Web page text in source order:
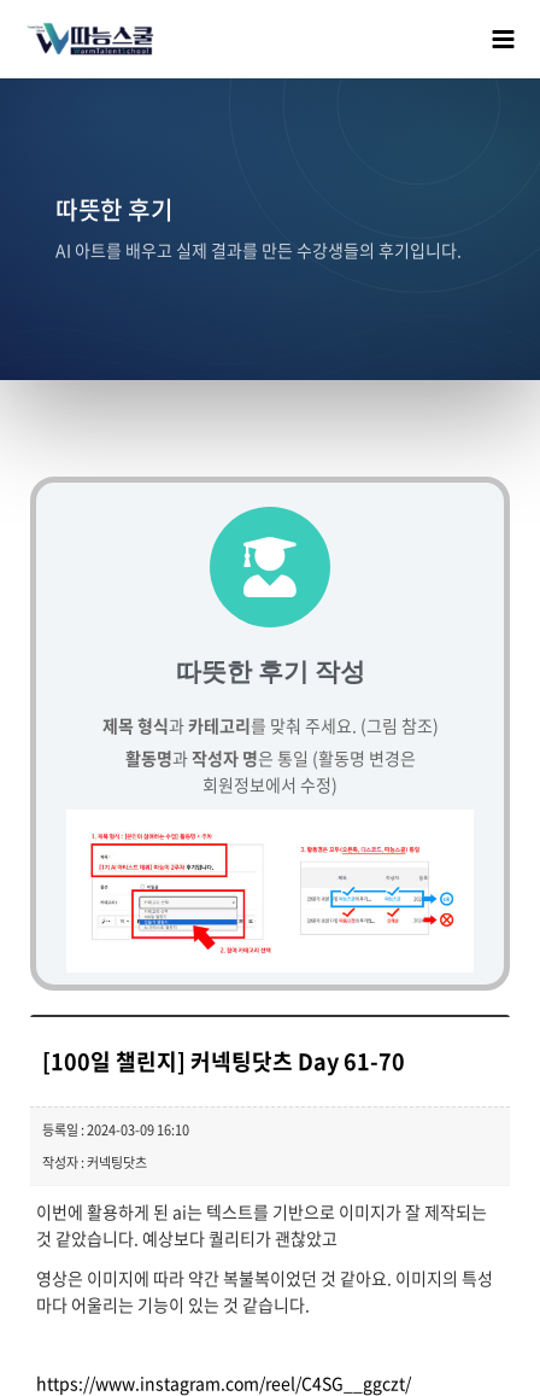
따뜻한 후기
AI 아트를 배우고 실제 결과를 만든 수강생들의 후기입니다.
따뜻한 후기 작성
제목 형식과카테고리를 맞춰 주세요. (그림 참조)
활동명과작성자 명은 통일 (활동명 변경은
회원정보에서 수정)
[100일 챌린지] 커넥팅닷츠 Day 61-70
등록일 : 2024-03-09 16:10
작성자 : 커넥팅닷츠
이번에 활용하게 된 ai는 텍스트를 기반으로 이미지가 잘 제작되는
것 같았습니다. 예상보다 퀄리티가 괜찮았고
영상은 이미지에 따라 약간 복불복이었던 것 같아요. 이미지의 특성
마다 어울리는 기능이 있는 것 같습니다.
https://www.instagram.com/reel/C4SG__ggczt/